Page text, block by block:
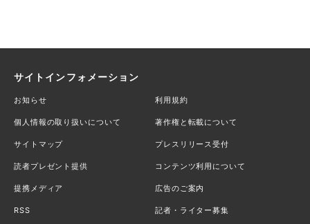
サイトインフォメーション
お知らせ 利用規約
個人情報の取り扱いについて 著作権と転載について
サイトマップ プレスリリース受付
読者プレゼント提供 コンテンツ利用について
提携メディア 広告のご案内
RSS 記者・ライター募集